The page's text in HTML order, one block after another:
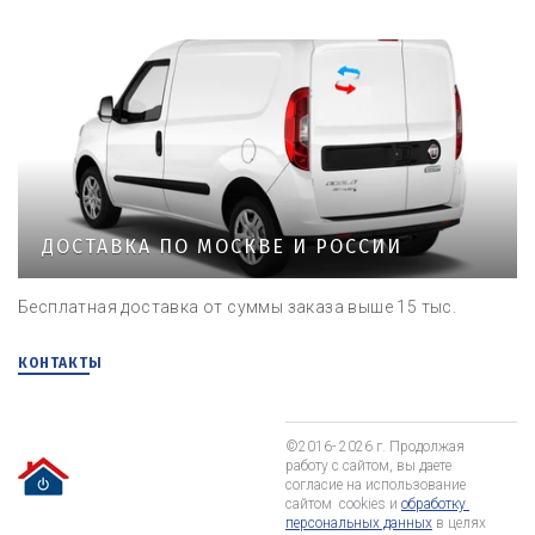
ДОСТАВКА ПО МОСКВЕ И РОССИИ
Бесплатная доставка от суммы заказа выше 15 тыс.
КОНТАКТЫ
©2016- 2026 г. Продолжая
работу с сайтом, вы даете
согласие на использование
сайтом  cookies и обработку
персональных данных в целях